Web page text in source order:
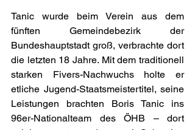
Tanic wurde beim Verein aus dem
fünften Gemeindebezirk der
Bundeshauptstadt groß, verbrachte dort
die letzten 18 Jahre. Mit dem traditionell
starken Fivers-Nachwuchs holte er
etliche Jugend-Staatsmeistertitel, seine
Leistungen brachten Boris Tanic ins
96er-Nationalteam des ÖHB – dort